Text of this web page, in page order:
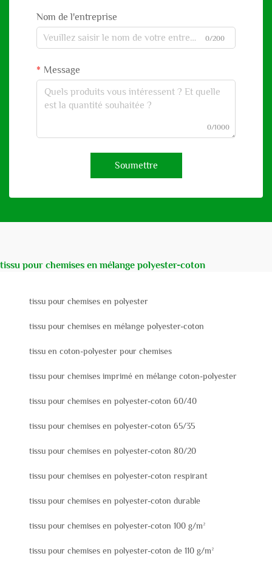
Nom de l'entreprise
0/200
Message
0/1000
Soumettre
tissu pour chemises en mélange polyester-coton
tissu pour chemises en polyester
tissu pour chemises en mélange polyester-coton
tissu en coton-polyester pour chemises
tissu pour chemises imprimé en mélange coton-polyester
tissu pour chemises en polyester-coton 60/40
tissu pour chemises en polyester-coton 65/35
tissu pour chemises en polyester-coton 80/20
tissu pour chemises en polyester-coton respirant
tissu pour chemises en polyester-coton durable
tissu pour chemises en polyester-coton 100 g/m²
tissu pour chemises en polyester-coton de 110 g/m²